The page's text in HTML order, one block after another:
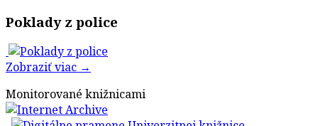
Poklady z police
Zobraziť viac →
Monitorované knižnicami